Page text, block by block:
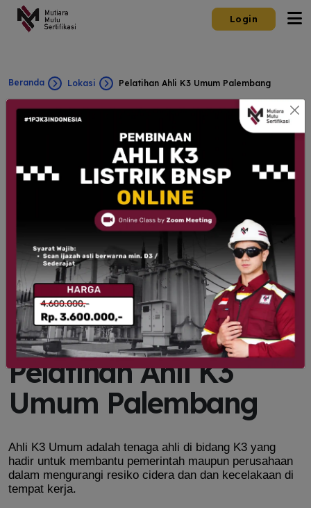
Login
Beranda Lokasi Pelatihan Ahli K3 Umum Palembang
Pelatihan Ahli K3
Umum Palembang
Ahli K3 Umum adalah tenaga ahli di bidang K3 yang
hadir untuk membantu pemerintah maupun perusahaan
dalam mengurangi resiko cidera dan dan kecelakaan di
tempat kerja.